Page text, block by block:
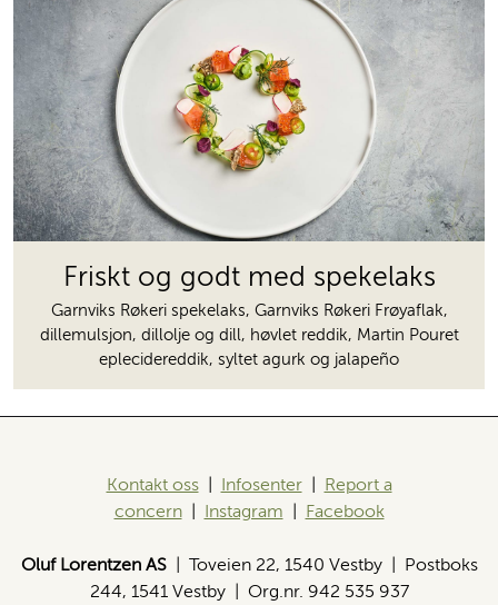
Friskt og godt med spekelaks
Garnviks Røkeri spekelaks, Garnviks Røkeri Frøyaflak,
dillemulsjon, dillolje og dill, høvlet reddik, Martin Pouret
eplecidereddik, syltet agurk og jalapeño
Kontakt oss| Infosenter|
Report a
concern| Instagram Facebook
Oluf Lorentzen AS| Toveien 22, 1540 Vestby | Postboks
244, 1541 Vestby | Org.nr. 942 535 937